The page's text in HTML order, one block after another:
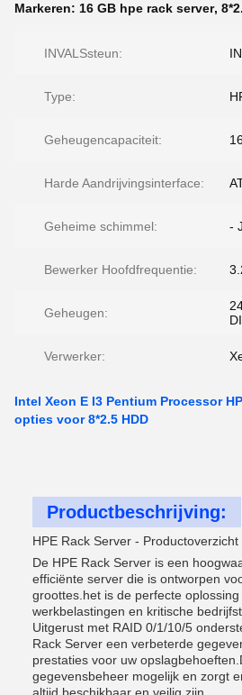
Markeren: 16 GB hpe rack server,
INVALSsteun:
Type:
Geheugencapaciteit:
Harde Aandrijvingsinterface:
Geheime schimmel: -
Bewerker Hoofdfrequentie:
Geheugen:
Verwerker:
Intel Xeon E I3 Pentium Processor
opties voor 8*2.5 HDD
Productbeschrijving:
HPE Rack Server - Productoverzicht
De HPE Rack Server is een
efficiënte server die is ontworpen
groottes.het is de perfecte
werkbelastingen en kritische
Uitgerust met RAID 0/1/10/5
Rack Server een verbeterde
prestaties voor uw
gegevensbeheer mogelijk en zorgt